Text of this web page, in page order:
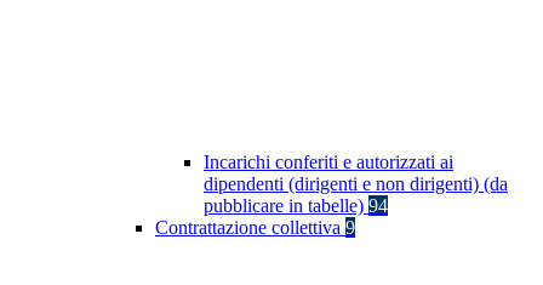
Incarichi conferiti e autorizzati ai
dipendenti (dirigenti e non dirigenti) (da
pubblicare in tabelle) 94
Contrattazione collettiva 9